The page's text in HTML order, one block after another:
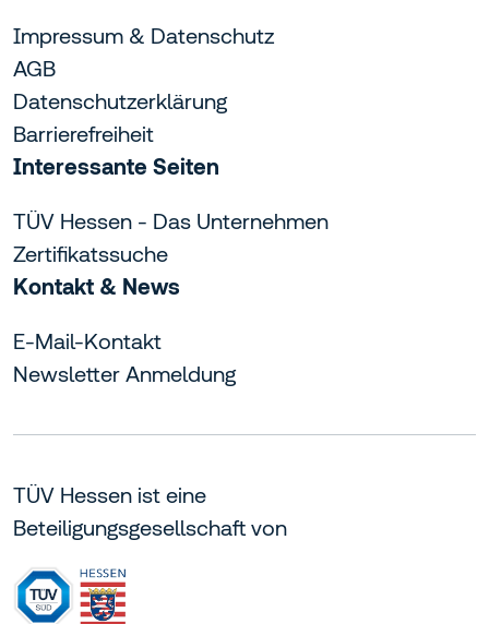
Impressum & Datenschutz
AGB
Datenschutzerklärung
Barrierefreiheit
Interessante Seiten
TÜV Hessen - Das Unternehmen
Zertifikatssuche
Kontakt & News
E-Mail-Kontakt
Newsletter Anmeldung
TÜV Hessen ist eine
Beteiligungsgesellschaft von